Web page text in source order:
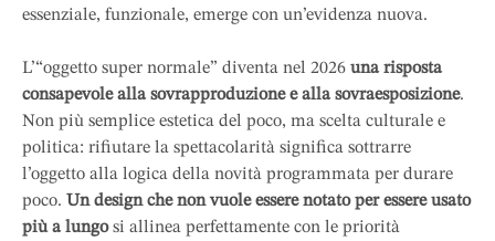
essenziale, funzionale, emerge con un’evidenza nuova.
L’“oggetto super normale” diventa nel 2026 una risposta
consapevole alla sovrapproduzione e alla sovraesposizione.
Non più semplice estetica del poco, ma scelta culturale e
politica: rifiutare la spettacolarità significa sottrarre
l’oggetto alla logica della novità programmata per durare
poco. Un design che non vuole essere notato per essere usato
più a lungosi allinea perfettamente con le priorità